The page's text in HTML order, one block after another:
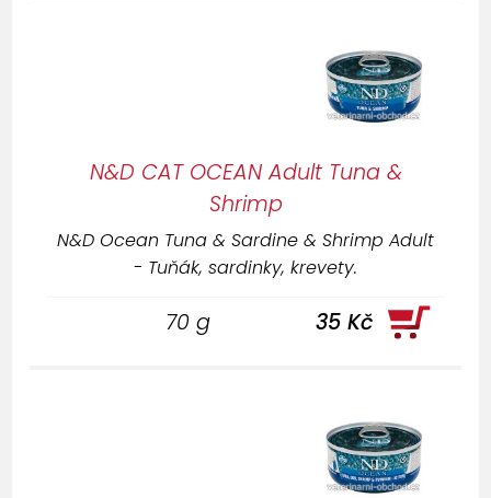
N&D CAT OCEAN Adult Tuna &
Shrimp
N&D Ocean Tuna & Sardine & Shrimp Adult
- Tuňák, sardinky, krevety.
70 g 35 Kč